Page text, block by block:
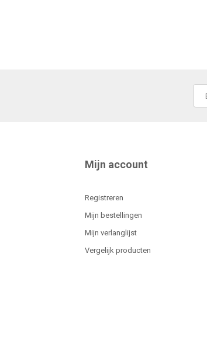
Mijn account
Registreren
Mijn bestellingen
Mijn verlanglijst
Vergelijk producten